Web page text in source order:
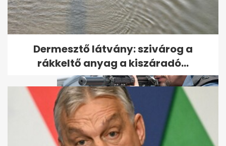
Dermesztő látvány: szivárog a
rákkeltő anyag a kiszáradó...